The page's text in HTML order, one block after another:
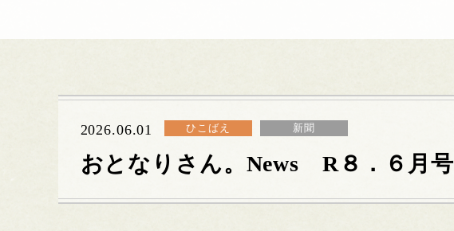
2026.06.01 ひこばえ 新聞
おとなりさん。News R８．６月号